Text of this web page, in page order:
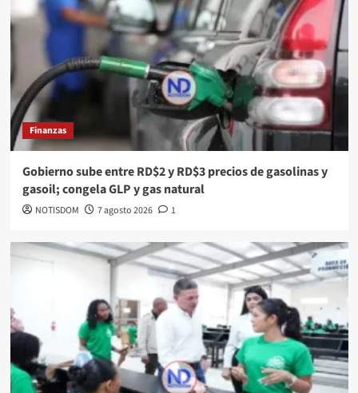
Finanzas
Gobierno sube entre RD$2 y RD$3 precios de gasolinas y
gasoil; congela GLP y gas natural
NOTISDOM 7 agosto 2026 1